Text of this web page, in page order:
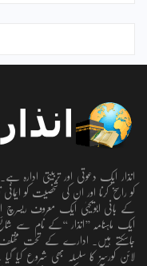
انذار ایک دعوتی اور تربیتی ادارہ
کو راسخ کرنا اور ان کی شخصیت کو
کے بانی ابویحییٰ ایک معروف ریسرچ
ایک ماہنامہ ’’انذار ‘‘کے نام
جاسکتے ہیں۔ ادارے کے تحت
لائن کورسز کا سلسلہ بھی شروع کیا